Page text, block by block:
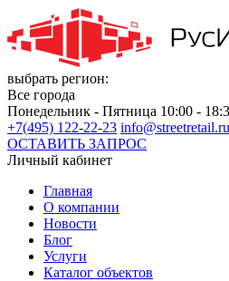
выбрать регион:
Все города
Понедельник - Пятница 10:00 -
+7(495) 122-22-23 info@streetretail.ru
ОСТАВИТЬ ЗАПРОС
Личный кабинет
Главная
О компании
Новости
Блог
Услуги
Каталог объектов